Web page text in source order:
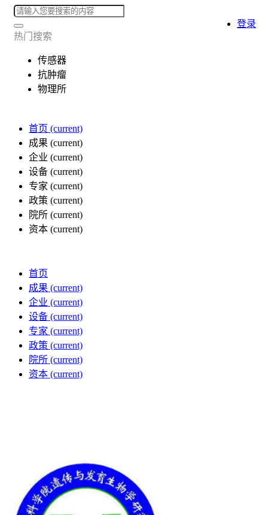
热门搜索
传感器
抗肿瘤
物理所
首页 (current)
成果 (current)
企业 (current)
设备 (current)
专家 (current)
政策 (current)
院所 (current)
资本 (current)
登录
首页
成果 (current)
企业 (current)
设备 (current)
专家 (current)
政策 (current)
院所 (current)
资本 (current)